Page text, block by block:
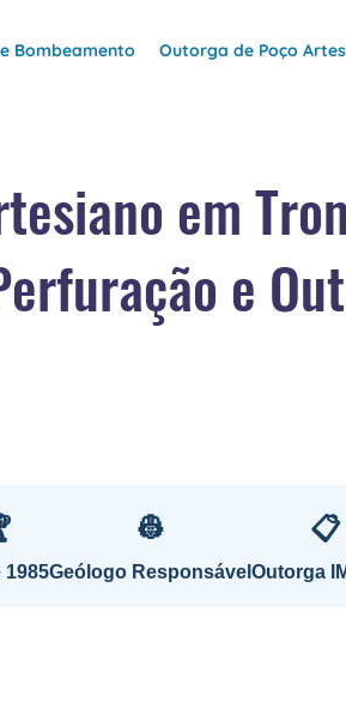
Bombeamento Outorga de Poço
em
e
1985
👷
Geólogo Responsável
📋
Outorga